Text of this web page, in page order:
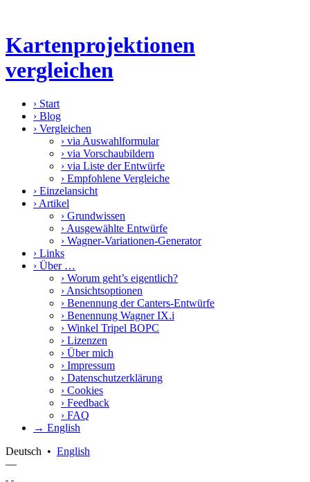
Kartenprojektionen
vergleichen
› Start
› Blog
› Vergleichen
› via Auswahlformular
› via Vorschaubildern
› via Liste der Entwürfe
› Empfohlene Vergleiche
› Einzelansicht
› Artikel
› Grundwissen
› Ausgewählte Entwürfe
› Wagner-Variationen-Generator
› Links
› Über …
› Worum geht’s eigentlich?
› Ansichtsoptionen
› Benennung der Canters-Entwürfe
› Benennung Wagner IX.i
› Winkel Tripel BOPC
› Lizenzen
› Über mich
› Impressum
› Datenschutzerklärung
› Cookies
› Feedback
› FAQ
→ English
Deutsch • English
—